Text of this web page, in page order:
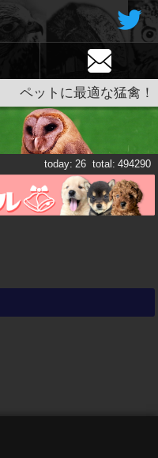
ペットに最適な猛禽！
today: 26 total: 494290